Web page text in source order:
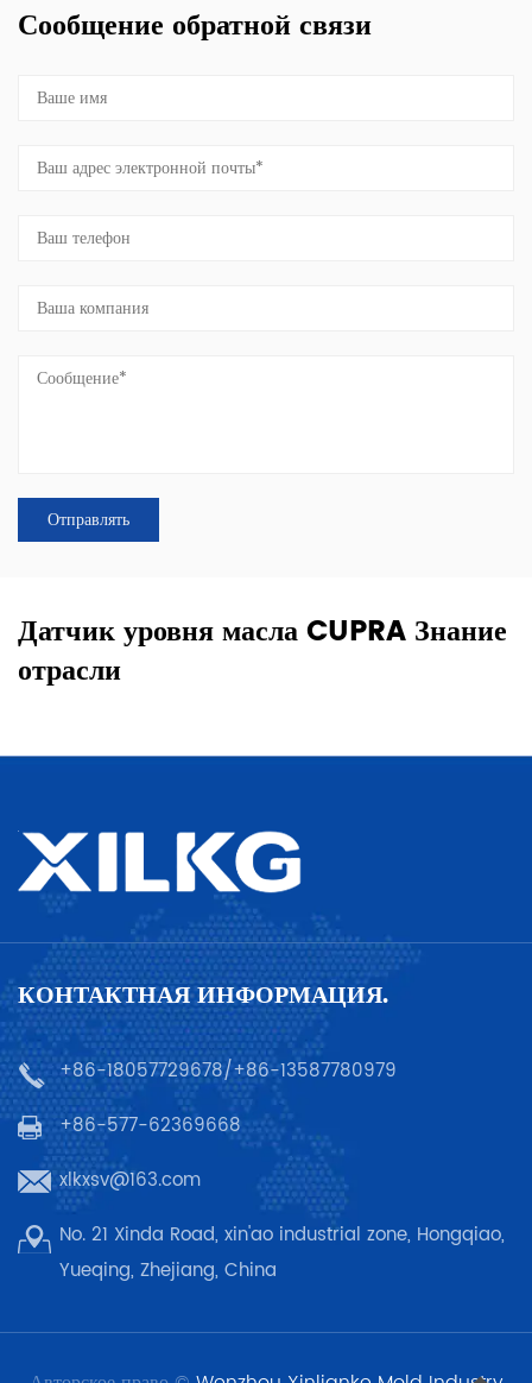
Сообщение обратной связи
Датчик уровня масла CUPRA Знание
отрасли
КОНТАКТНАЯ ИНФОРМАЦИЯ.
+86-18057729678/+86-13587780979
+86-577-62369668
xlkxsv@163.com
No. 21 Xinda Road, xin'ao industrial zone, Hongqiao,
Yueqing, Zhejiang, China